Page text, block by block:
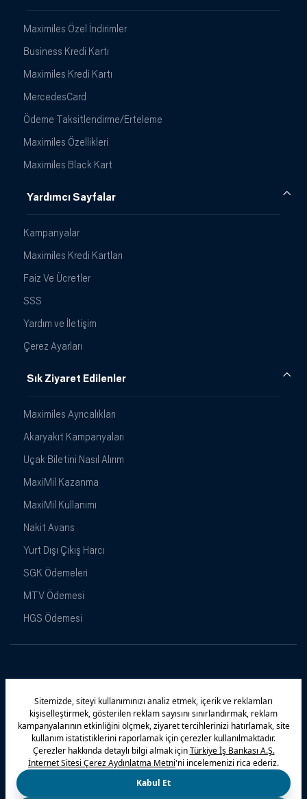
Maximiles Özel İndirimler
Business Kredi Kartı
Maximiles Kredi Kartı
MercedesCard
Ödeme Taksitlendirme/Erteleme
Maximiles Özellikleri
Maximiles Black Kart
Yardımcı Sayfalar
Kampanyalar
Maximiles Kredi Kartları
Faiz Ve Ücretler
SSS
Yardım ve İletişim
Çerez Ayarları
Sık Ziyaret Edilenler
Maximiles Ayrıcalıkları
Akaryakıt Kampanyaları
Uçak Biletini Nasıl Alırım
MaxiMil Kazanma
MaxiMil Kullanımı
Nakit Avans
Yurt Dışı Çıkış Harcı
SGK Ödemeleri
MTV Ödemesi
HGS Ödemesi
Maximiles Kampanyalar Yasal Uyarı Güvenlik
Gizlilik Politikamız Bilgi Toplumu Hizmetleri
Çerez Politikası Kişisel Verilerin Korunması